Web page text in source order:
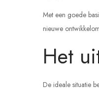
Met een goede
nieuwe
Het
De ideale situatie